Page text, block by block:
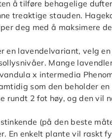
å tilføre behagelige
treaktige stauden.
deg med å maksimere
en lavendelvariant, velg
Mange
x intermedia
som den beholder
rundt 2 fot høy, og den vil
(på den beste
En enkelt plante vil raskt